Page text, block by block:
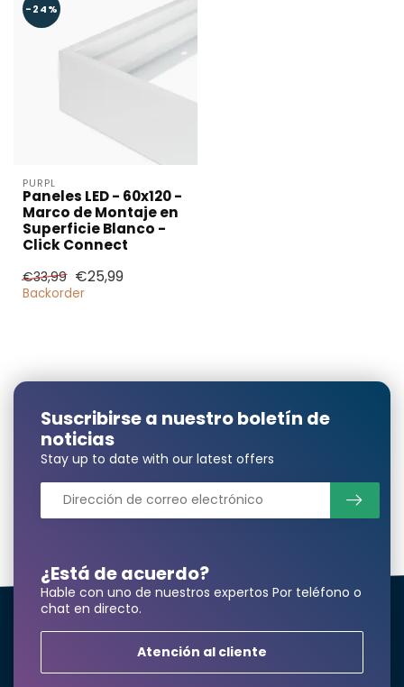
-24%
PURPL
Paneles LED - 60x120 -
Marco de Montaje en
Superficie Blanco -
Click Connect
€33,99 €25,99
Backorder
¿Necesita una
Nombre y apellidos*
correo electrónico*
Número de teléfono*
Nombre de la empresa
¿Está de acuerdo?
Hable con uno de nuestros expertos Por teléfono o
chat en directo.
Atención al cliente
Suscribirse a nuestro boletín de
noticias
Stay up to date with our latest offers